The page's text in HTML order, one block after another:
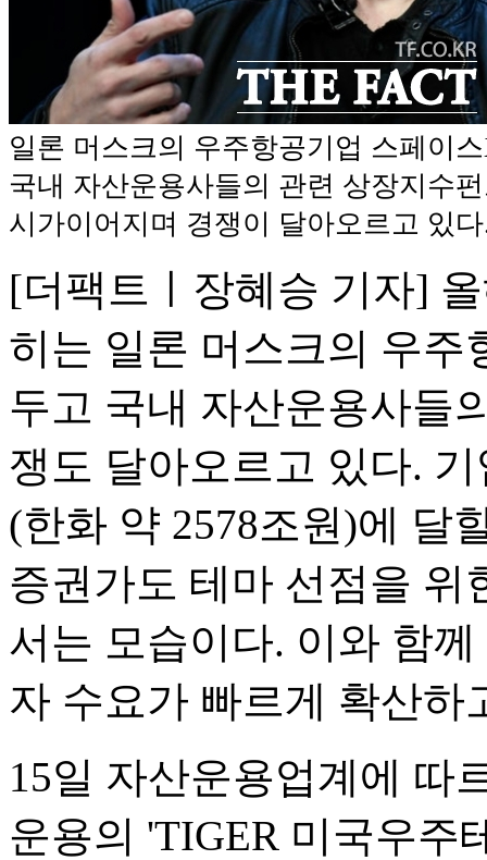
일론 머스크의 우주항공기업 스페이
국내 자산운용사들의 관련 상장지수
시가이어지며 경쟁이 달아오르고 있
[더팩트ㅣ장혜승 기자]
히는 일론 머스크의 우주
두고 국내 자산운용사들
쟁도 달아오르고 있다.
(한화 약 2578조원)에 달
증권가도 테마 선점을 위
서는 모습이다. 이와 함
자 수요가 빠르게 확산하
15일 자산운용업계에 따
운용의 'TIGER 미국우주